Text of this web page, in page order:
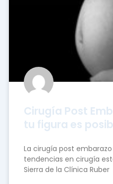
Cirugía Post
tu figura es
La cirugía post
tendencias en cirugía
Sierra de la Clínica Ruber